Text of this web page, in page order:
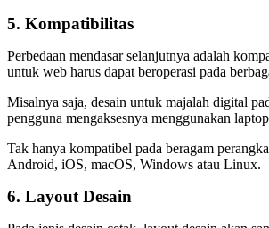
5. Kompatibilitas
Perbedaan mendasar selanjutnya adalah
untuk web harus dapat beroperasi pada
Misalnya saja, desain untuk majalah digital
pengguna mengaksesnya menggunakan
Tak hanya kompatibel pada beragam
Android, iOS, macOS, Windows atau Linux.
6. Layout Desain